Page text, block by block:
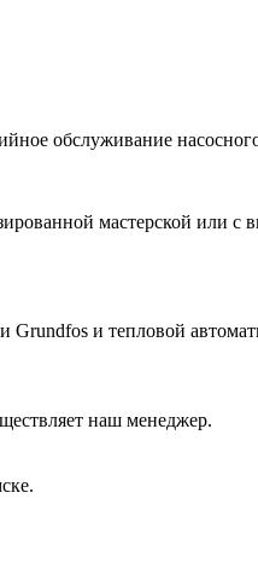
обслуживание
мастерской или
Grundfos и тепловой
наш менеджер.